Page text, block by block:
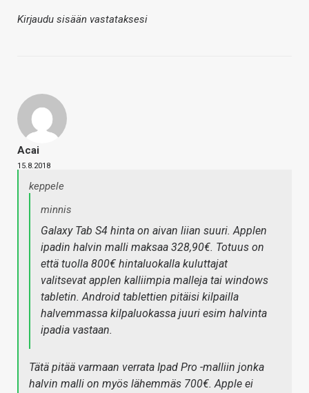
Kirjaudu sisään vastataksesi
Acai
15.8.2018
keppele
minnis
Galaxy Tab S4 hinta on aivan liian suuri. Applen
ipadin halvin malli maksaa 328,90€. Totuus on
että tuolla 800€ hintaluokalla kuluttajat
valitsevat applen kalliimpia malleja tai windows
tabletin. Android tablettien pitäisi kilpailla
halvemmassa kilpaluokassa juuri esim halvinta
ipadia vastaan.
Tätä pitää varmaan verrata Ipad Pro -malliin jonka
halvin malli on myös lähemmäs 700€. Apple ei